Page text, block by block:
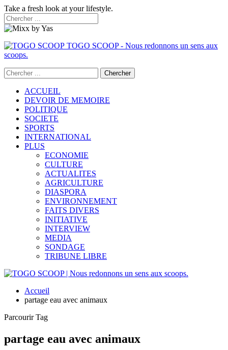
Take a fresh look at your lifestyle.
TOGO SCOOP - Nous redonnons un sens aux
scoops.
ACCUEIL
DEVOIR DE MEMOIRE
POLITIQUE
SOCIETE
SPORTS
INTERNATIONAL
PLUS
ECONOMIE
CULTURE
ACTUALITES
AGRICULTURE
DIASPORA
ENVIRONNEMENT
FAITS DIVERS
INITIATIVE
INTERVIEW
MEDIA
SONDAGE
TRIBUNE LIBRE
Accueil
partage eau avec animaux
Parcourir Tag
partage eau avec animaux